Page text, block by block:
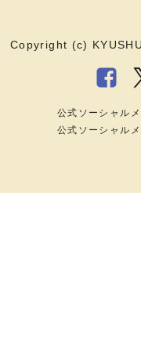
Copyright (c)
公式ソーシャル
公式ソーシャル